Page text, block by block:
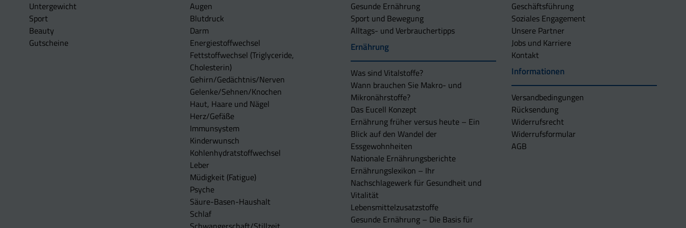
Untergewicht
Sport
Beauty
Gutscheine
Augen
Blutdruck
Darm
Energiestoffwechsel
Fettstoffwechsel (Triglyceride,
Cholesterin)
Gehirn/Gedächtnis/Nerven
Gelenke/Sehnen/Knochen
Haut, Haare und Nägel
Herz/Gefäße
Immunsystem
Kinderwunsch
Kohlenhydratstoffwechsel
Leber
Müdigkeit (Fatigue)
Psyche
Säure-Basen-Haushalt
Schlaf
Gesunde Ernährung
Sport und Bewegung
Alltags- und Verbrauchertipps
Ernährung
Was sind Vitalstoffe?
Wann brauchen Sie Makro- und
Mikronährstoffe?
Das Eucell Konzept
Ernährung früher versus heute – Ein
Blick auf den Wandel der
Essgewohnheiten
Nationale Ernährungsberichte
Ernährungslexikon – Ihr
Nachschlagewerk für Gesundheit und
Vitalität
Lebensmittelzusatzstoffe
Gesunde Ernährung – Die Basis für
Geschäftsführung
Soziales Engagement
Unsere Partner
Jobs und Karriere
Kontakt
Informationen
Versandbedingungen
Rücksendung
Widerrufsrecht
Widerrufsformular
AGB